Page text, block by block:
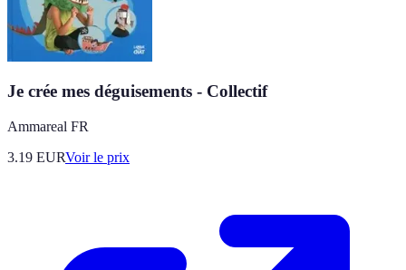
Je crée mes déguisements - Collectif
Ammareal FR
3.19 EURVoir le prix